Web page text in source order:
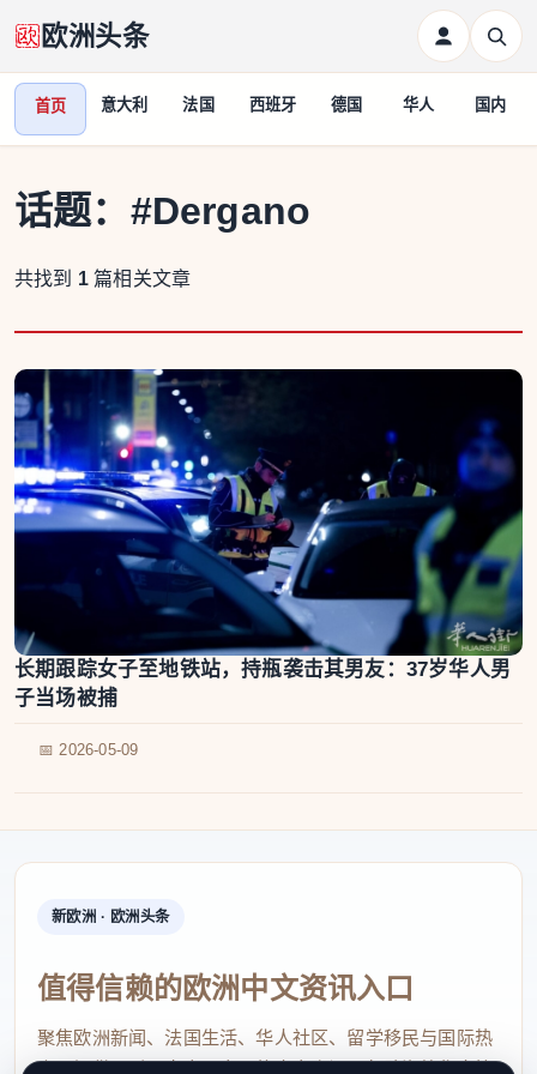
欧洲头条
首页 意大利 法国 西班牙 德国 华人 国内
话题： #Dergano
共找到 1 篇相关文章
长期跟踪女子至地铁站，持瓶袭击其男友：37岁华人男
子当场被捕
📅 2026-05-09
新欧洲 · 欧洲头条
值得信赖的欧洲中文资讯入口
聚焦欧洲新闻、法国生活、华人社区、留学移民与国际热
点，提供及时、真实、实用的中文资讯，帮助海外华人快